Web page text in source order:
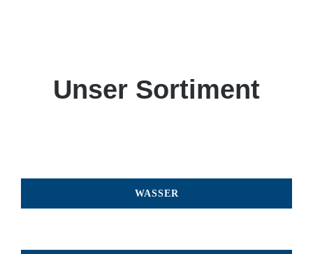
Unser Sortiment
WASSER